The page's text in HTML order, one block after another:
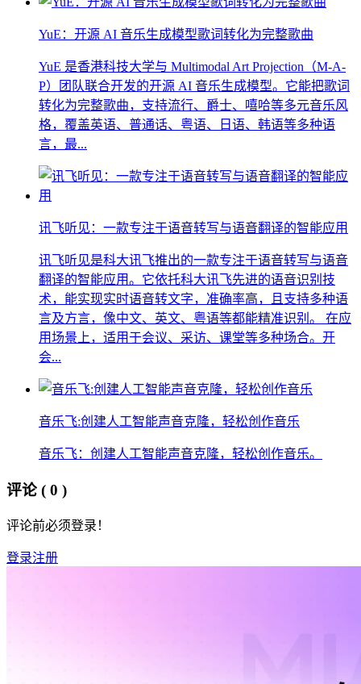
YuE：开源 AI 音乐生成模型歌词转化为完整歌曲
YuE 是香港科技大学与 Multimodal Art Projection（M-A-
P）团队联合开发的开源 AI 音乐生成模型。它能把歌词
转化为完整歌曲，支持流行、爵士、嘻哈等多元音乐风
格，覆盖英语、普通话、粤语、日语、韩语等多种语
言，最...
讯飞听见：一款专注于语音转写与语音翻译的智能应用
讯飞听见是科大讯飞推出的一款专注于语音转写与语音
翻译的智能应用。它依托科大讯飞先进的语音识别技
术，能实现实时语音转文字，准确率高，且支持多种语
言及方言，像中文、英文、粤语等都能精准识别。 在应
用场景上，适用于会议、采访、课堂等多种场合。开
会...
音乐飞:创建人工智能声音克隆，轻松创作音乐
音乐飞：创建人工智能声音克隆，轻松创作音乐。
评论 ( 0 )
评论前必须登录！
登录注册